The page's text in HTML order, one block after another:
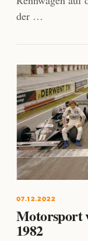
der …
07.12.2022
Motorsport
1982